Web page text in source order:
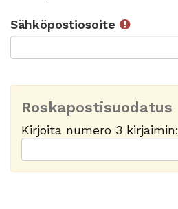
Sähköpostiosoite
Roskapostisuodatus
Kirjoita numero 3 kirjaimin: